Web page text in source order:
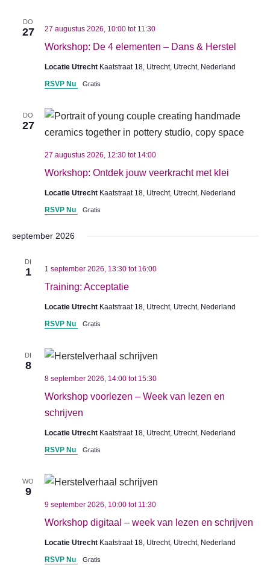
DO
27
Workshop: De 4 elementen – Dans & Herstel
27 augustus 2026, 10:00tot 11:30
Locatie Utrecht Kaatstraat 18, Utrecht, Utrecht, Nederland
RSVP Nu
Gratis
DO
27
Workshop: Ontdek jouw veerkracht met klei
27 augustus 2026, 12:30tot 14:00
Locatie Utrecht Kaatstraat 18, Utrecht, Utrecht, Nederland
RSVP Nu
Gratis
september 2026
DI
1
Training: Acceptatie
1 september 2026, 13:30tot 16:00
Locatie Utrecht Kaatstraat 18, Utrecht, Utrecht, Nederland
RSVP Nu
Gratis
DI
8
Workshop voorlezen – Week van lezen en
schrijven
8 september 2026, 14:00tot 15:30
Locatie Utrecht Kaatstraat 18, Utrecht, Utrecht, Nederland
RSVP Nu
Gratis
WO
9
Workshop digitaal – week van lezen en schrijven
9 september 2026, 10:00tot 11:30
Locatie Utrecht Kaatstraat 18, Utrecht, Utrecht, Nederland
RSVP Nu
Gratis